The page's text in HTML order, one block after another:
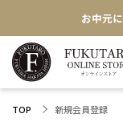
お中元
★め
【色々な味
TOP 新規会員登録